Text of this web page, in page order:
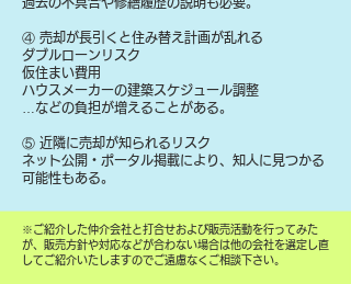
④ 売却が長引くと住み替え計画が乱れる
ダブルローンリスク
仮住まい費用
ハウスメーカーの建築スケジュール調整
…などの負担が増えることがある。
⑤ 近隣に売却が知られるリスク
ネット公開・ポータル掲載により、知人に見つかる
可能性もある。
​※ご紹介した仲介会社と打合せおよび販売活動を行ってみた
が、販売方針や対応などが合わない場合は他の会社を選定し直
してご紹介いたしますのでご遠慮なくご相談下さい。